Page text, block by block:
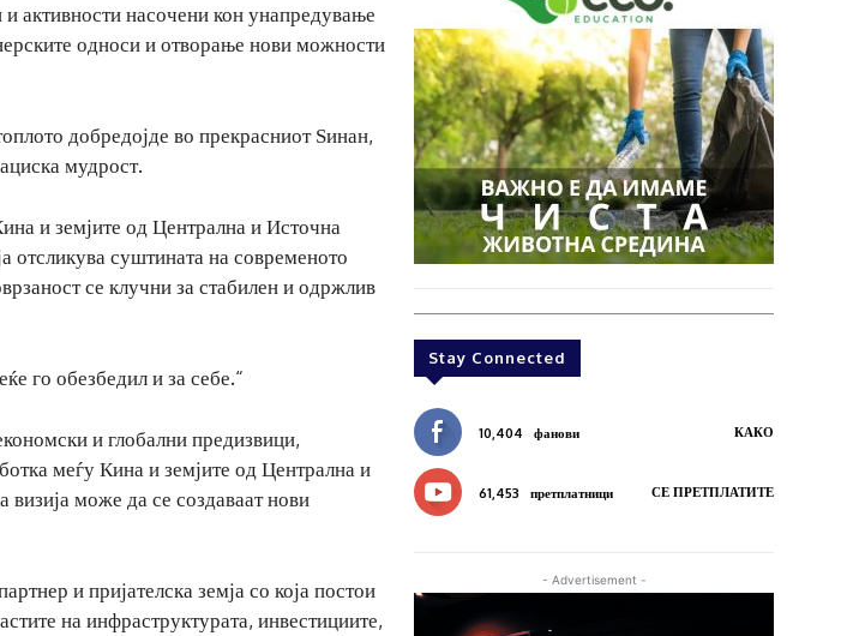
активности насочени кон унапредување
односи и отворање нови можности
добредојде во прекрасниот Ѕинан,
мудрост.
и земјите од Централна и Источна
отсликува суштината на современото
се клучни за стабилен и одржлив
го обезбедил и за себе.“
и глобални предизвици,
меѓу Кина и земјите од Централна и
визија може да се создаваат нови
и пријателска земја со која постои
на инфраструктурата, инвестициите,
Stay Connected
10,404 фанови КАКО
61,453 претплатници СЕ ПРЕТПЛАТИТЕ
- Advertisement -